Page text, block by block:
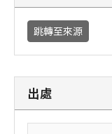
跳轉至來源
出處